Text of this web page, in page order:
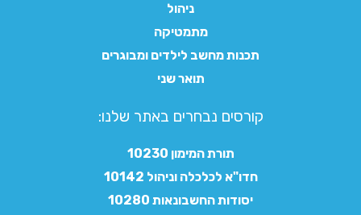
ניהול
מתמטיקה
תכנות מחשב לילדים ומבוגרים
תואר שני
קורסים נבחרים באתר שלנו:​
תורת המימון 10230
חדו"א לכלכלה וניהול 10142
יסודות החשבונאות 10280